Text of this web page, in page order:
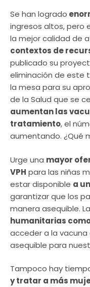
Se han logrado
ingresos altos, pero
la mejor calidad de
contextos de
publicado su
eliminación de este
la mesa para su
de la Salud que se
aumentan las
tratamiento, el
aumentando. ¿Qué
Urge una mayor
VPH para las niñas
estar disponible a
garantizar que los
manera asequible.
humanitarias como
acceder a la vacuna
asequible para
Tampoco hay
y tratar a más